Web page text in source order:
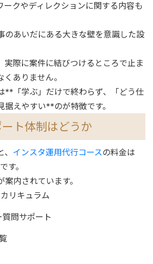
ークやディレクションに関する内容も
のあいだにある大きな壁を意識した設
実際に案件に結びつけるところで止ま
ありません。
**「学ぶ」だけで終わらず、「どう仕
据えやすい**のが特徴です。
ト体制はどうか
インスタ運用代行コースの料金は
す。
内されています。
リキュラム
問サポート